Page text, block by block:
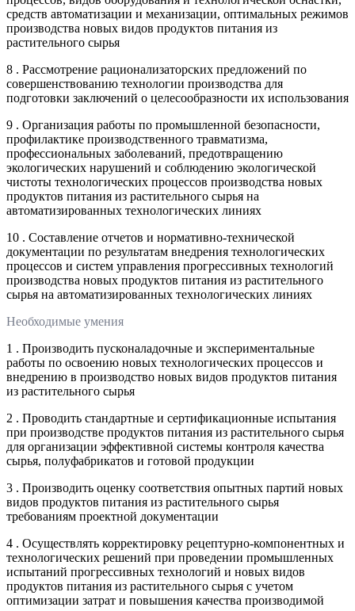
средств автоматизации и механизации, оптимальных режимов
производства новых видов продуктов питания из
растительного сырья
8 . Рассмотрение рационализаторских предложений по
совершенствованию технологии производства для
подготовки заключений о целесообразности их использования
9 . Организация работы по промышленной безопасности,
профилактике производственного травматизма,
профессиональных заболеваний, предотвращению
экологических нарушений и соблюдению экологической
чистоты технологических процессов производства новых
продуктов питания из растительного сырья на
автоматизированных технологических линиях
10 . Составление отчетов и нормативно-технической
документации по результатам внедрения технологических
процессов и систем управления прогрессивных технологий
производства новых продуктов питания из растительного
сырья на автоматизированных технологических линиях
Необходимые умения
1 . Производить пусконаладочные и экспериментальные
работы по освоению новых технологических процессов и
внедрению в производство новых видов продуктов питания
из растительного сырья
2 . Проводить стандартные и сертификационные испытания
при производстве продуктов питания из растительного сырья
для организации эффективной системы контроля качества
сырья, полуфабрикатов и готовой продукции
3 . Производить оценку соответствия опытных партий новых
видов продуктов питания из растительного сырья
требованиям проектной документации
4 . Осуществлять корректировку рецептурно-компонентных и
технологических решений при проведении промышленных
испытаний прогрессивных технологий и новых видов
продуктов питания из растительного сырья с учетом
оптимизации затрат и повышения качества производимой